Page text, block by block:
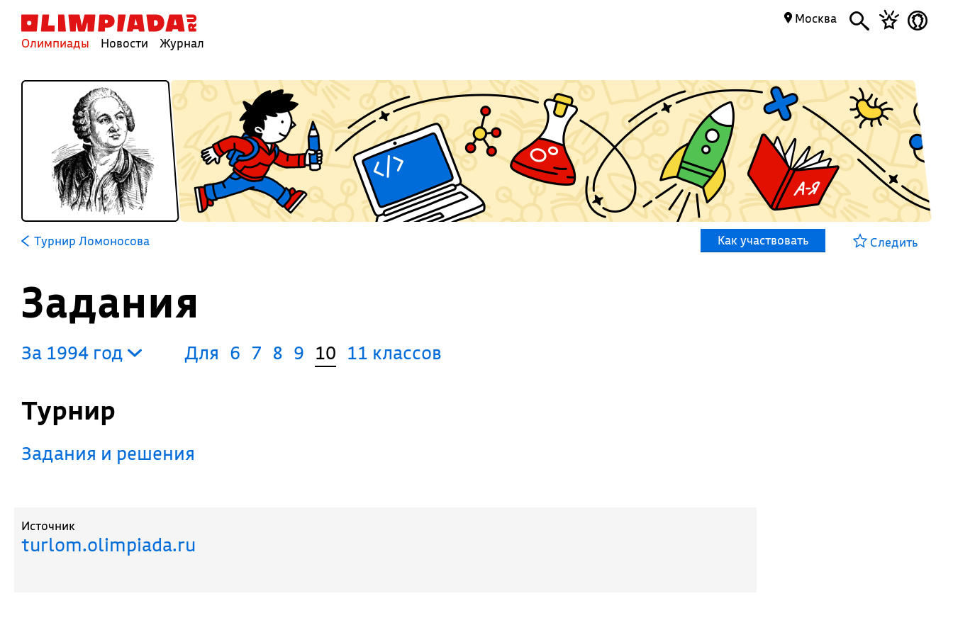
Олимпиады Новости Журнал
Москва
Турнир Ломоносова Как участвовать Следить
Задания
За 1994 год Для 6 7 8 9 10 11 классов
Турнир
Задания и решения
Источник
turlom.olimpiada.ru